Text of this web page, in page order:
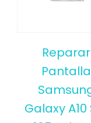
Reparar
Pantalla
Galaxy A10